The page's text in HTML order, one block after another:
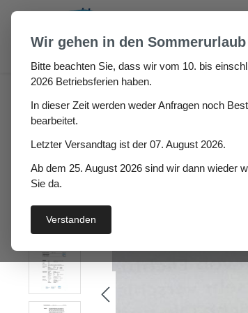
Hauptinhalt springen
Zur Suche springen
Zellkautschuk
Bildergalerie überspringen
Wir gehen in den Sommerurlaub
Bitte beachten Sie, dass wir vom 10. bis
2026 Betriebsferien haben.
In dieser Zeit werden weder Anfragen noch
bearbeitet.
Letzter Versandtag ist der 07. August 2026.
Ab dem 25. August 2026 sind wir dann wieder
Sie da.
Verstanden